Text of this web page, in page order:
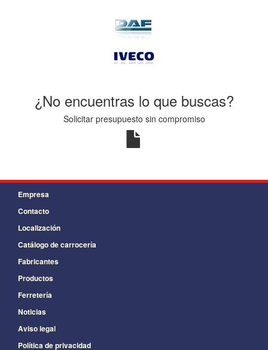
¿No encuentras lo que buscas?
Solicitar presupuesto sin compromiso
Empresa
Contacto
Localización
Catálogo de carrocería
Fabricantes
Productos
Ferretería
Noticias
Aviso legal
Política de privacidad